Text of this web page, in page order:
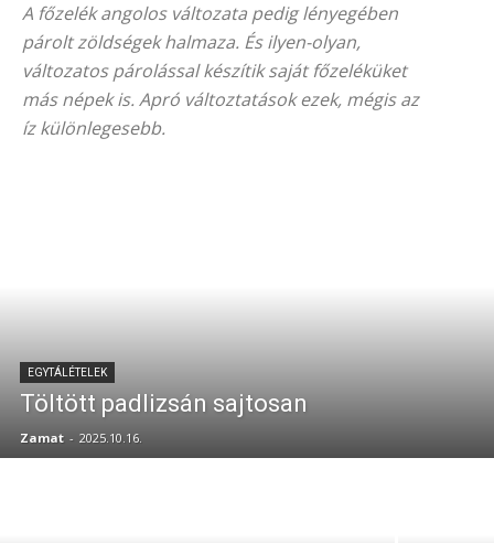
A főzelék angolos változata pedig lényegében
párolt zöldségek halmaza. És ilyen-olyan,
változatos párolással készítik saját főzeléküket
más népek is. Apró változtatások ezek, mégis az
íz különlegesebb.
EGYTÁLÉTELEK
Töltött padlizsán sajtosan
Zamat - 2025.10.16.